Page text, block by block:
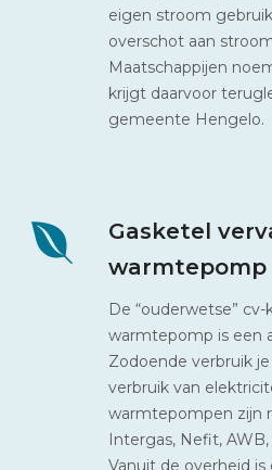
eigen stroom
overschot aan
Maatschappijen
krijgt daarvoor
gemeente Hengelo.
Gasketel
warmtepomp
De “ouderwetse”
warmtepomp is een
Zodoende verbruik
verbruik van
warmtepompen zijn
Intergas, Nefit,
Vanuit de overheid is